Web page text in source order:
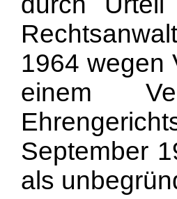
1964 wegen
einem
September
als